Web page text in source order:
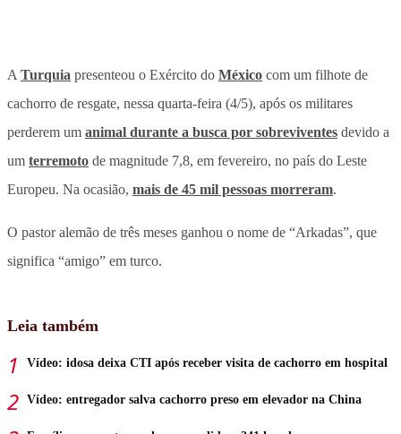
A Turquia presenteou o Exército do México com um filhote de
cachorro de resgate, nessa quarta-feira (4/5), após os militares
perderem um animal durante a busca por sobreviventes devido a
um terremoto de magnitude 7,8, em fevereiro, no país do Leste
Europeu. Na ocasião, mais de 45 mil pessoas morreram.
O pastor alemão de três meses ganhou o nome de “Arkadas”, que
significa “amigo” em turco.
Leia também
Vídeo: idosa deixa CTI após receber visita de cachorro em hospital
Vídeo: entregador salva cachorro preso em elevador na China